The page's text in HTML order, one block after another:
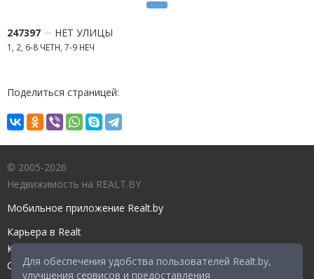
Для обеспечения удобства пользователей Realt.by,
улучшения сервисов и предоставления
247397 НЕТ УЛИЦЫ
1, 2, 6-8 ЧЕТН, 7-9 НЕЧ
Поделиться страницей:
© 2005-2026
Недвижимость на REALT.BY
Мобильное приложение Realt.by
Карьера в Realt
Контакты редакции
Справочный центр